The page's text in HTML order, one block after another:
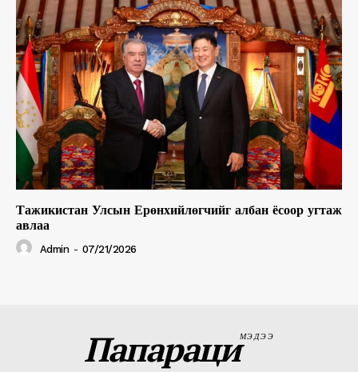
Тажикистан Улсын Ерөнхийлөгчийг албан ёсоор угтаж
авлаа
Admin - 07/21/2026
ПапарациМЭДЭЭ